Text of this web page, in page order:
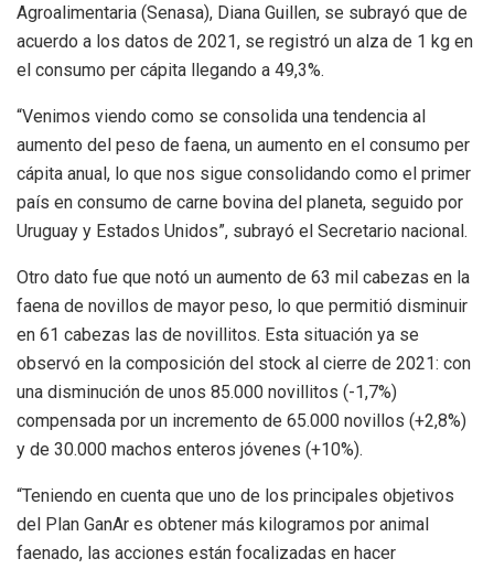
Agroalimentaria (Senasa), Diana Guillen, se subrayó que de
acuerdo a los datos de 2021, se registró un alza de 1 kg en
el consumo per cápita llegando a 49,3%.
“Venimos viendo como se consolida una tendencia al
aumento del peso de faena, un aumento en el consumo per
cápita anual, lo que nos sigue consolidando como el primer
país en consumo de carne bovina del planeta, seguido por
Uruguay y Estados Unidos”, subrayó el Secretario nacional.
Otro dato fue que notó un aumento de 63 mil cabezas en la
faena de novillos de mayor peso, lo que permitió disminuir
en 61 cabezas las de novillitos. Esta situación ya se
observó en la composición del stock al cierre de 2021: con
una disminución de unos 85.000 novillitos (-1,7%)
compensada por un incremento de 65.000 novillos (+2,8%)
y de 30.000 machos enteros jóvenes (+10%).
“Teniendo en cuenta que uno de los principales objetivos
del Plan GanAr es obtener más kilogramos por animal
faenado, las acciones están focalizadas en hacer